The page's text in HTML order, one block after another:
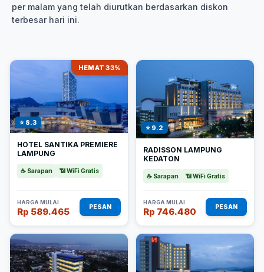
per malam yang telah diurutkan berdasarkan diskon
terbesar hari ini.
HEMAT 33%
⭐ 8.3
HOTEL SANTIKA PREMIERE
LAMPUNG
☕ Sarapan 📶 WiFi Gratis
HARGA MULAI
Rp 589.465 PESAN
⭐ 9.2
RADISSON LAMPUNG
KEDATON
☕ Sarapan 📶 WiFi Gratis
HARGA MULAI
Rp 746.480 PESAN